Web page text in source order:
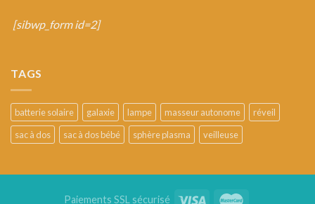
[sibwp_form id=2]
TAGS
batterie solaire galaxie lampe masseur autonome
réveil
sac à dos
sac à dos bébé sphère plasma veilleuse
Paiements SSL sécurisé